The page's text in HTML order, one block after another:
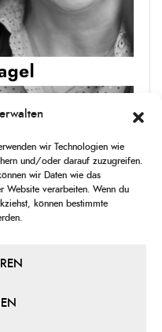
wir Technologien wie
und/oder darauf zuzugreifen.
wir Daten wie das
Website verarbeiten. Wenn du
können bestimmte
Kontinenten gelebt
und berichtet
erlebt – als Journalistin,